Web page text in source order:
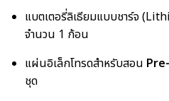
แบตเตอรี่ลิเธียมแบบชาร์จ
จำนวน 1 ก้อน
แผ่นอิเล็กโทรดสำหรับสอน
ชุด